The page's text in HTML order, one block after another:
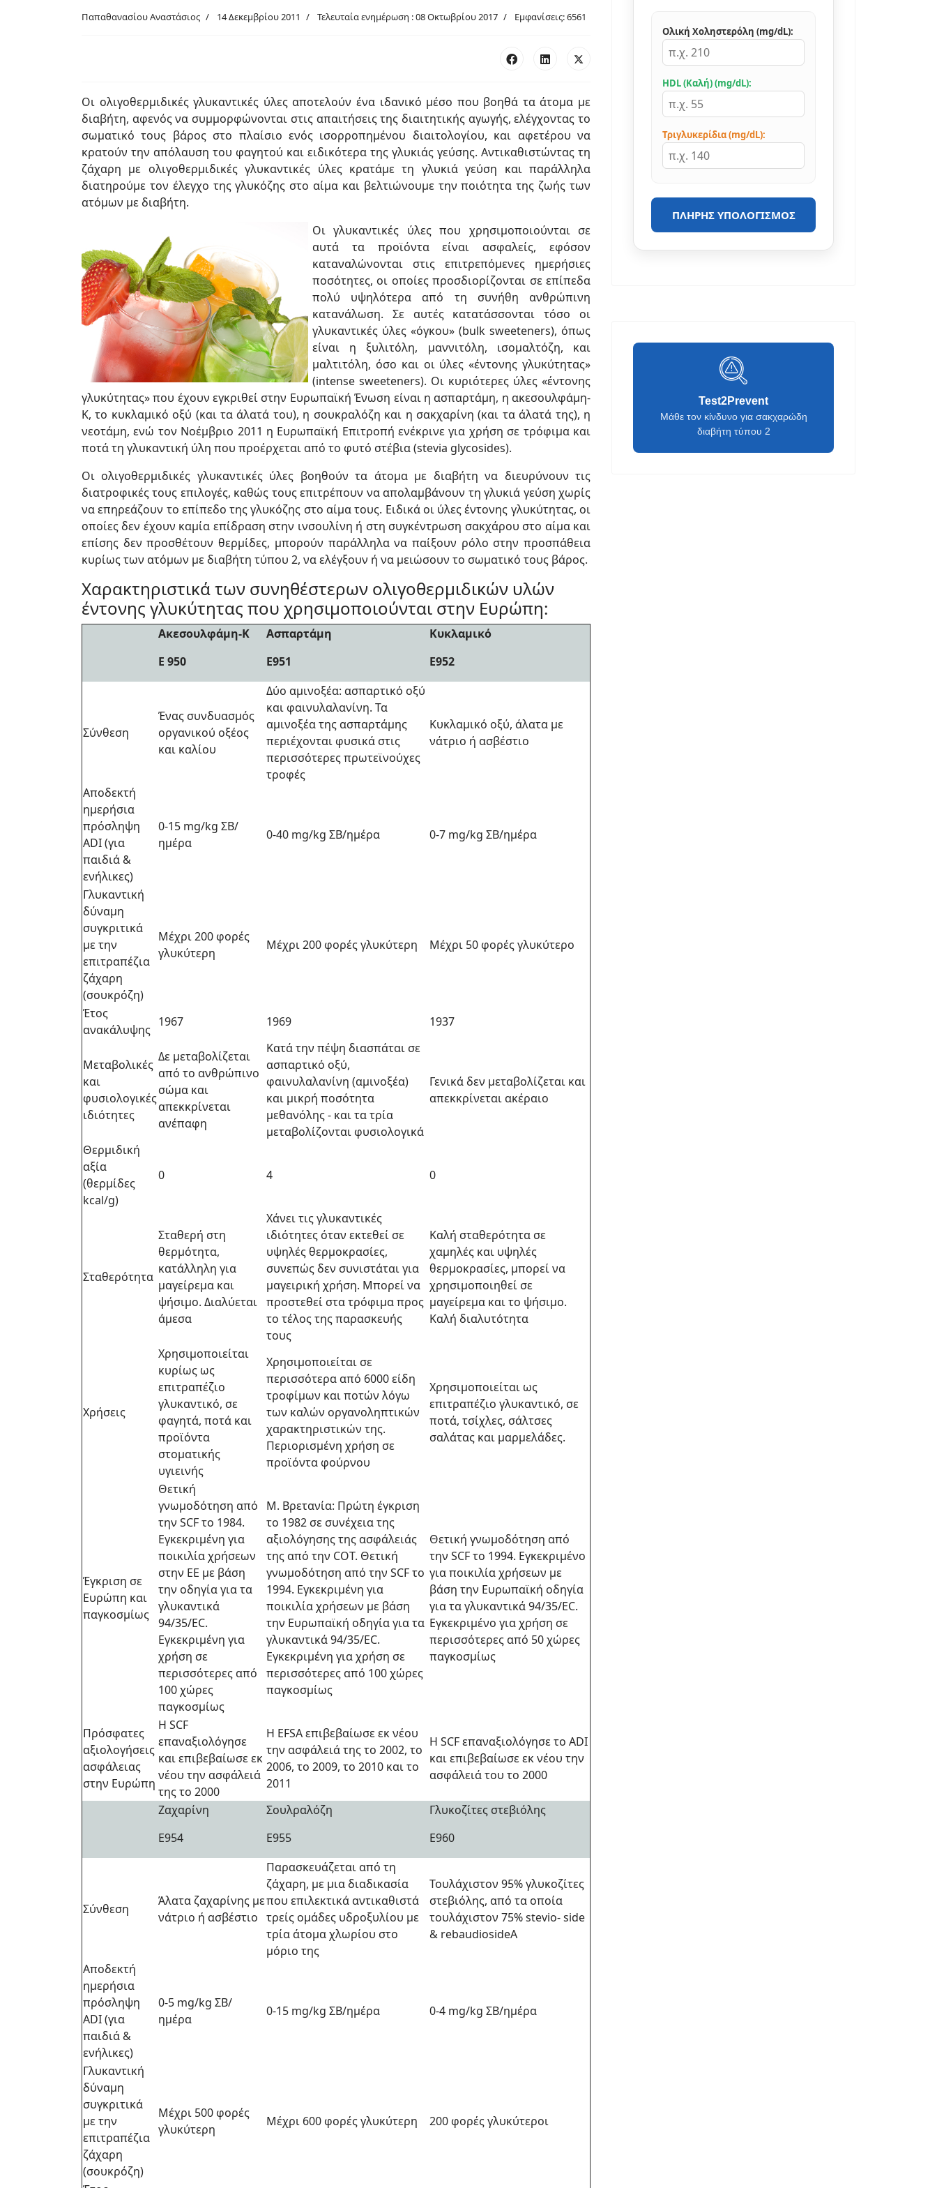
Παπαθανασίου Αναστάσιος 14 Δεκεμβρίου 2011 Τελευταία ενημέρωση : 08 Οκτωβρίου 2017 Εμφανίσεις: 6561
Οι ολιγοθερμιδικές γλυκαντικές ύλες αποτε­λούν ένα ιδανικό μέσο που βοηθά τα άτομα με
διαβήτη, αφενός να συμμορφώνονται στις απαιτήσεις της διαιτητικής αγωγής, ελέγχο­ντας το
σωματικό τους βάρος στο πλαίσιο ενός ισορροπημένου διαιτολογίου, και αφε­τέρου να
κρατούν την απόλαυση του φαγη­τού και ειδικότερα της γλυκιάς γεύσης. Αντι­καθιστώντας τη
ζάχαρη με ολιγοθερμιδικές γλυκαντικές ύλες κρατάμε τη γλυκιά γεύση και παράλληλα
διατηρούμε τον έλεγχο της γλυκόζης στο αίμα και βελτιώνουμε την ποιό­τητα της ζωής των
ατόμων με διαβήτη.
Οι γλυκαντικές ύλες που χρησιμοποιούνται σε
αυτά τα προϊόντα είναι ασφαλείς, εφόσον
καταναλώνονται στις επιτρεπόμενες ημερή­σιες
ποσότητες, οι οποίες προσδιορίζονται σε επίπεδα
πολύ υψηλότερα από τη συνήθη ανθρώπινη
κατανάλωση. Σε αυτές κατατάσ­σονται τόσο οι
γλυκαντικές ύλες «όγκου» (bulk sweeteners), όπως
είναι η ξυλιτόλη, μαννιτόλη, ισομαλτόζη, και
μαλτιτόλη, όσο και οι ύλες «έντονης γλυκύτητας»
(intense sweeteners). Οι κυριότερες ύλες «έντονης
γλυκύτητας» που έχουν εγκριθεί στην Ευρω­παϊκή Ένωση είναι η ασπαρτάμη, η ακεσουλφάμη-
Κ, το κυκλαμικό οξύ (και τα άλατά του), η σουκραλόζη και η σακχαρίνη (και τα άλατά της), η
νεοτάμη, ενώ τον Νοέμβριο 2011 η Ευρωπαϊκή Επιτροπή ενέκρινε για χρήση σε τρόφιμα και
ποτά τη γλυκαντική ύλη που προέρχεται από το φυτό στέβια (stevia glycosides).
Οι ολιγοθερμιδικές γλυκαντικές ύλες βοηθούν τα άτομα με διαβήτη να διευρύνουν τις
διατροφικές τους επιλογές, καθώς τους επιτρέπουν να απολαμβάνουν τη γλυκιά γεύση χωρίς
να επηρεάζουν το επίπεδο της γλυκόζης στο αίμα τους. Ειδικά οι ύλες έντονης γλυκύτητας, οι
οποίες δεν έχουν καμία επίδραση στην ινσουλίνη ή στη συγκέντρωση σακχάρου στο αίμα και
επίσης δεν προσθέτουν θερμίδες, μπορούν παράλληλα να παίξουν ρόλο στην προσπάθεια
κυρίως των ατόμων με διαβήτη τύπου 2, να ελέγξουν ή να μειώσουν το σωματικό τους βάρος.
Χαρακτηριστικά των συνηθέστερων ολιγοθερμιδικών υλών
έντονης γλυκύτητας που χρησιμοποιούνται στην Ευρώπη:
Ακεσουλφάμη-Κ
Ε 950
Ασπαρτάμη
Ε951
Κυκλαμικό
Ε952
Σύνθεση
Ένας συνδυασμός
οργανικού οξέος
και καλίου
Δύο αμινοξέα: ασπαρτικό οξύ
και φαινυλαλανίνη. Τα
αμινοξέα της ασπαρτάμης
περιέχονται φυσικά στις
περισσότερες πρωτεϊνούχες
τροφές
Κυκλαμικό οξύ, άλατα με
νάτριο ή ασβέστιο
Αποδεκτή
ημερήσια
πρόσληψη
ADI (για
παιδιά &
ενήλικες)
0-15 mg/kg ΣΒ/
ημέρα
0-40 mg/kg ΣΒ/ημέρα 0-7 mg/kg ΣΒ/ημέρα
Γλυκαντική
δύναμη
συγκριτικά
με την
επιτραπέζια
ζάχαρη
(σουκρόζη)
Μέχρι 200 φορές
γλυκύτερη
Μέχρι 200 φορές γλυκύτερη Μέχρι 50 φορές γλυκύτερο
Έτος
ανακάλυψης
1967 1969 1937
Μεταβολικές
και
φυσιολογικές
ιδιότητες
Δε μεταβολίζεται
από το ανθρώπινο
σώμα και
απεκκρίνεται
ανέπαφη
Κατά την πέψη διασπάται σε
ασπαρτικό οξύ,
φαινυλαλανίνη (αμινοξέα)
και μικρή ποσότητα
μεθανόλης - και τα τρία
μεταβολίζονται φυσιολογικά
Γενικά δεν μεταβολίζεται και
απεκκρίνεται ακέραιο
Θερμιδική
αξία
(θερμίδες
kcal/g)
0 4 0
Σταθερότητα
Σταθερή στη
θερμότητα,
κατάλληλη για
μαγείρεμα και
ψήσιμο. Διαλύεται
άμεσα
Χάνει τις γλυκαντικές
ιδιότητες όταν εκτεθεί σε
υψηλές θερμοκρασίες,
συνεπώς δεν συνιστάται για
μαγειρική χρήση. Μπορεί να
προστεθεί στα τρόφιμα προς
το τέλος της παρασκευής
τους
Καλή σταθερότητα σε
χαμηλές και υψηλές
θερμοκρασίες, μπορεί να
χρησιμοποιηθεί σε
μαγείρεμα και το ψήσιμο.
Καλή διαλυτότητα
Χρήσεις
Χρησιμοποιείται
κυρίως ως
επιτραπέζιο
γλυκαντικό, σε
φαγητά, ποτά και
προϊόντα
στοματικής
υγιεινής
Χρησιμοποιείται σε
περισσότερα από 6000 είδη
τροφίμων και ποτών λόγω
των καλών οργανοληπτικών
χαρακτηριστικών της.
Περιορισμένη χρήση σε
προϊόντα φούρνου
Χρησιμοποιείται ως
επιτραπέζιο γλυκαντικό, σε
ποτά, τσίχλες, σάλτσες
σαλάτας και μαρμελάδες.
Έγκριση σε
Ευρώπη και
παγκοσμίως
Θετική
γνωμοδότηση από
την SCF το 1984.
Εγκεκριμένη για
ποικιλία χρήσεων
στην EE με βάση
την οδηγία για τα
γλυκαντικά
94/35/EC.
Εγκεκριμένη για
χρήση σε
περισσότερες από
100 χώρες
παγκοσμίως
Μ. Βρετανία: Πρώτη έγκριση
το 1982 σε συνέχεια της
αξιολόγησης της ασφάλειάς
της από την COT. Θετική
γνωμοδότηση από την SCF το
1994. Εγκεκριμένη για
ποικιλία χρήσεων με βάση
την Ευρωπαϊκή οδηγία για τα
γλυκαντικά 94/35/EC.
Εγκεκριμένη για χρήση σε
περισσότερες από 100 χώρες
παγκοσμίως
Θετική γνωμοδότηση από
την SCF το 1994. Εγκεκριμένο
για ποικιλία χρήσεων με
βάση την Ευρωπαϊκή οδηγία
για τα γλυκαντικά 94/35/EC.
Εγκεκριμένο για χρήση σε
περισσότερες από 50 χώρες
παγκοσμίως
Πρόσφατες
αξιολογήσεις
ασφάλειας
στην Ευρώπη
Η SCF
επαναξιολόγησε
και επιβεβαίωσε εκ
νέου την ασφάλειά
της το 2000
Η EFSA επιβεβαίωσε εκ νέου
την ασφάλειά της το 2002, το
2006, το 2009, το 2010 και το
2011
Η SCF επαναξιολόγησε το ADI
και επιβεβαίωσε εκ νέου την
ασφάλειά του το 2000
Ζαχαρίνη
Ε954
Σουλραλόζη
Ε955
Γλυκοζίτες στεβιόλης
Ε960
Σύνθεση
Άλατα ζαχαρίνης με
νάτριο ή ασβέστιο
Παρασκευάζεται από τη
ζάχαρη, με μια διαδικασία
που επιλεκτικά αντικαθιστά
τρείς ομάδες υδροξυλίου με
τρία άτομα χλωρίου στο
μόριο της
Τουλάχιστον 95% γλυκοζίτες
στεβιόλης, από τα οποία
τουλάχιστον 75% stevio- side
& rebaudiosideA
Αποδεκτή
ημερήσια
πρόσληψη
ADI (για
παιδιά &
ενήλικες)
0-5 mg/kg ΣΒ/
ημέρα
0-15 mg/kg ΣΒ/ημέρα 0-4 mg/kg ΣΒ/ημέρα
Γλυκαντική
δύναμη
συγκριτικά
με την
επιτραπέζια
ζάχαρη
(σουκρόζη)
Μέχρι 500 φορές
γλυκύτερη
Μέχρι 600 φορές γλυκύτερη 200 φορές γλυκύτεροι
Ολική Χοληστερόλη (mg/dL):
HDL (Καλή) (mg/dL):
Τριγλυκερίδια (mg/dL):
ΠΛΉΡΗΣ ΥΠΟΛΟΓΙΣΜΌΣ
Test2Prevent
Μάθε τον κίνδυνο για σακχαρώδη
διαβήτη τύπου 2